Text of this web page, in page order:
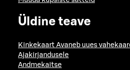
Üldine teave
Kinkekaart Avaneb uues
Ajakirjandusele
Andmekaitse